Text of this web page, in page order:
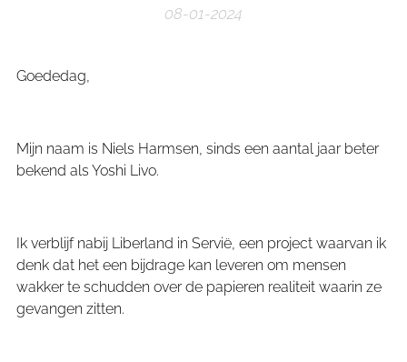
08-01-2024
Goededag,
Mijn naam is Niels Harmsen, sinds een aantal jaar beter
bekend als Yoshi Livo.
Ik verblijf nabij Liberland in Servië, een project waarvan ik
denk dat het een bijdrage kan leveren om mensen
wakker te schudden over de papieren realiteit waarin ze
gevangen zitten.